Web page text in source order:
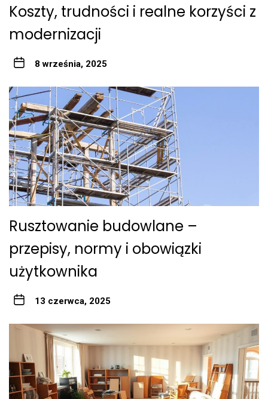
Koszty, trudności i realne korzyści z
modernizacji
8 września, 2025
Rusztowanie budowlane –
przepisy, normy i obowiązki
użytkownika
13 czerwca, 2025